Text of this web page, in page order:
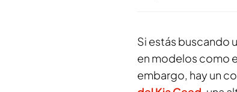
Si estás buscando
en modelos como
embargo, hay un